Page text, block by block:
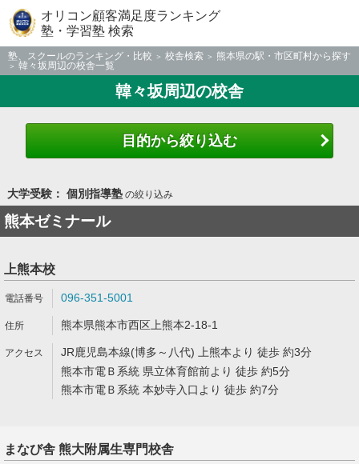
オリコン顧客満足度ランキング
塾・学習塾 検索
塾、スクールのランキング・比較 校舎検索
熊本県の駅・市区町村から探す
韓々坂周辺の校舎一覧
韓々坂周辺の校舎
目的から絞り込む
大学受験： 個別指導塾の絞り込み
熊本ゼミナール
上熊本校
096-351-5001
熊本県熊本市西区上熊本2-18-1
JR鹿児島本線(博多～八代) 上熊本より 徒歩 約3分
熊本市電Ｂ系統 県立体育館前より 徒歩 約5分
熊本市電Ｂ系統 本妙寺入口より 徒歩 約7分
まなび舎 熊大附属生専門校舎